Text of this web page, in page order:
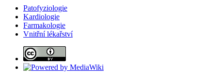
Patofyziologie
Kardiologie
Farmakologie
Vnitřní lékařství